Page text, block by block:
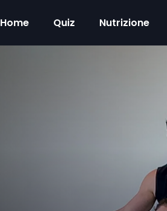
Home Quiz Nutrizione